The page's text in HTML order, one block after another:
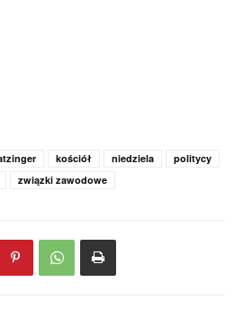
kościół niedziela
politycy
związki zawodowe